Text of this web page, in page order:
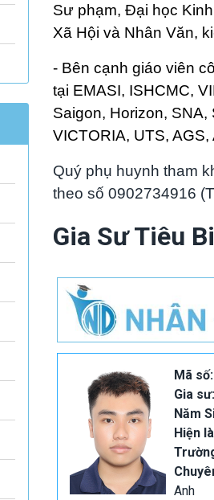
Sư phạm, Đại học
Xã Hội và Nhân Văn,
- Bên cạnh giáo viên
tại EMASI, ISHCMC,
Saigon, Horizon, SNA,
VICTORIA, UTS, AGS,
Quý phụ huynh tham
theo số 0902734916
Gia Sư Tiêu
Mã số:
Gia sư:
Năm
Hiện
Anh